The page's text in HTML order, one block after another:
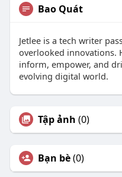
Bao Quát
Jetlee is a tech writer
overlooked innovations.
inform, empower, and
evolving digital world.
Tập ảnh (0)
Bạn bè(0)